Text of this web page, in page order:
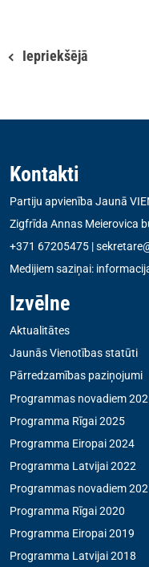
Iepriekšējā
Kontakti
Partiju apvienība Jaunā
Zigfrīda Annas Meierovica
+371 67205475 |
Medijiem saziņai:
Izvēlne
Aktualitātes
Jaunās Vienotības statūti
Pārredzamības paziņojumi
Programmas novadiem
Programma Rīgai 2025
Programma Eiropai 2024
Programma Latvijai 2022
Programmas novadiem
Programma Rīgai 2020
Programma Eiropai 2019
Programma Latvijai 2018